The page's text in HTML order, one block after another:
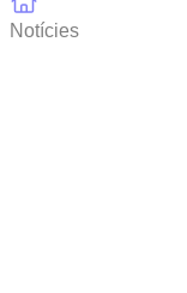
Notícies